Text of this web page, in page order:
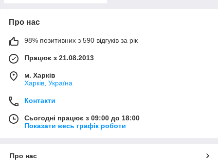
Про нас
98% позитивних з 590 відгуків за рік
Працює з 21.08.2013
м. Харків
Харків, Україна
Контакти
Сьогодні працює з 09:00 до 18:00
Показати весь графік роботи
Про нас